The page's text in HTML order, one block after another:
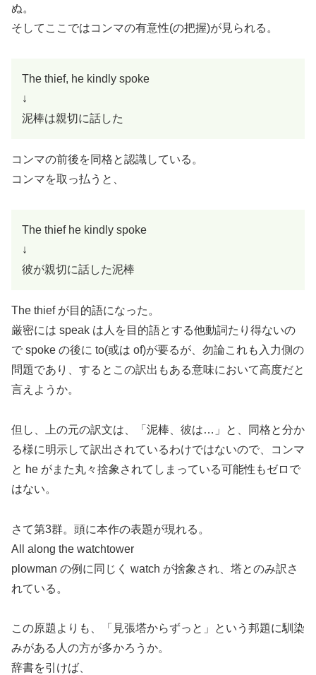
ぬ。
そしてここではコンマの有意性(の把握)が見られる。
The thief, he kindly spoke
↓
泥棒は親切に話した
コンマの前後を同格と認識している。
コンマを取っ払うと、
The thief he kindly spoke
↓
彼が親切に話した泥棒
The thief が目的語になった。
厳密には speak は人を目的語とする他動詞たり得ないの
で spoke の後に to(或は of)が要るが、勿論これも入力側の
問題であり、するとこの訳出もある意味において高度だと
言えようか。
但し、上の元の訳文は、「泥棒、彼は…」と、同格と分か
る様に明示して訳出されているわけではないので、コンマ
と he がまた丸々捨象されてしまっている可能性もゼロで
はない。
さて第3群。頭に本作の表題が現れる。
All along the watchtower
plowman の例に同じく watch が捨象され、塔とのみ訳さ
れている。
この原題よりも、「見張塔からずっと」という邦題に馴染
みがある人の方が多かろうか。
辞書を引けば、